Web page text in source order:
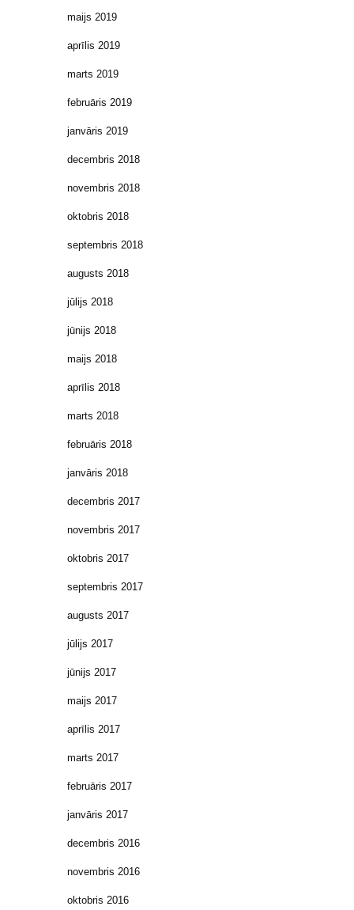
maijs 2019
aprīlis 2019
marts 2019
februāris 2019
janvāris 2019
decembris 2018
novembris 2018
oktobris 2018
septembris 2018
augusts 2018
jūlijs 2018
jūnijs 2018
maijs 2018
aprīlis 2018
marts 2018
februāris 2018
janvāris 2018
decembris 2017
novembris 2017
oktobris 2017
septembris 2017
augusts 2017
jūlijs 2017
jūnijs 2017
maijs 2017
aprīlis 2017
marts 2017
februāris 2017
janvāris 2017
decembris 2016
novembris 2016
oktobris 2016